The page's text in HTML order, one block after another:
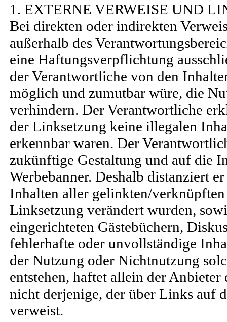
1. EXTERNE VERWEISE UND
Bei direkten oder indirekten
außerhalb des
eine Haftungsverpflichtung
der Verantwortliche von den
möglich und zumutbar würe, die
verhindern. Der Verantwortliche
der Linksetzung keine illegalen
erkennbar waren. Der
zukünftige Gestaltung und auf die
Werbebanner. Deshalb distanziert
Inhalten aller gelinkten/
Linksetzung verändert wurden,
eingerichteten Gästebüchern,
fehlerhafte oder unvollständige
der Nutzung oder Nichtnutzung
entstehen, haftet allein der
nicht derjenige, der über Links auf
verweist.